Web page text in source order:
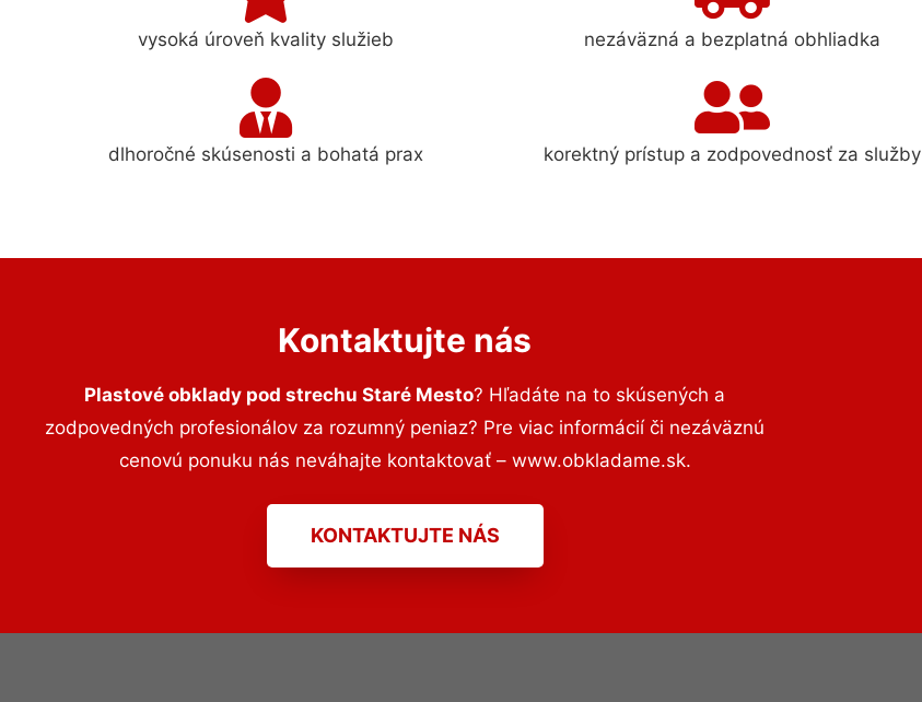
vysoká úroveň kvality služieb nezáväzná a bezplatná obhliadka
dlhoročné skúsenosti a bohatá prax korektný prístup a zodpovednosť za služby
Kontaktujte nás
Plastové obklady pod strechu Staré Mesto? Hľadáte na to skúsených a
zodpovedných profesionálov za rozumný peniaz? Pre viac informácií či nezáväznú
cenovú ponuku nás neváhajte kontaktovať – www.obkladame.sk.
KONTAKTUJTE NÁS